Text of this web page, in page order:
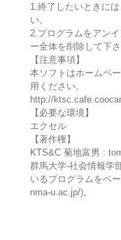
1.終了したいときに
い。
2.プログラムをアン
ー全体を削除して下さ
【注意事項】
本ソフトはホームペ
用ください。
http://
【必要な環境】
エクセル
【著作権】
KTS&C 菊地富男 :
群馬大学-社会情報学
いるプログラムをベ
nma-u.ac.jp/)。